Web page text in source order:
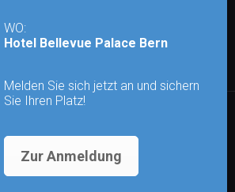
- Alle Rechte vorbehalten |
WO:
Hotel Bellevue Palace Bern
Melden Sie sich jetzt an und sichern
Sie Ihren Platz!
Zur Anmeldung